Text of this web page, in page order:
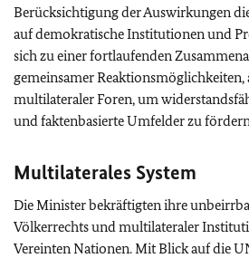
Berücksichtigung der Auswirkungen
auf demokratische Institutionen und
sich zu einer fortlaufenden
gemeinsamer
multilateraler Foren, um
und faktenbasierte Umfelder zu
Multilaterales System
Die Minister bekräftigten ihre
Völkerrechts und multilateraler
Vereinten Nationen. Mit Blick auf die